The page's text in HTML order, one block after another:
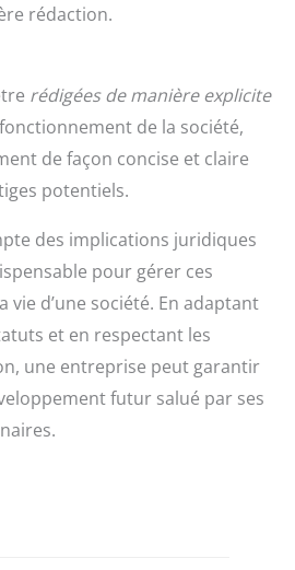
rédaction.
rédigées de manière explicite
de la société,
de façon concise et claire
potentiels.
des implications juridiques
pour gérer ces
vie d’une société. En adaptant
et en respectant les
une entreprise peut garantir
futur salué par ses